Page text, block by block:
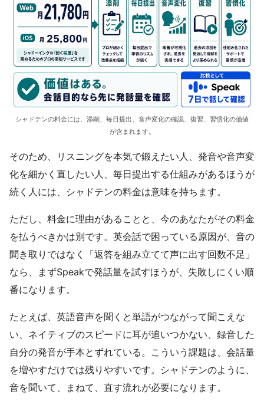
シャドテンの料金には、添削、毎日提出、音声変化の確認、復習、習慣化の価値
が含まれます。
そのため、リスニングを本気で鍛えたい人、発音や音声変
化を細かく直したい人、毎日提出する仕組みがあるほうが
続く人には、シャドテンの料金は意味を持ちます。
ただし、料金に理由があることと、今のあなたがその料金
を払うべきかは別です。英会話で困っている原因が、音の
聞き取りではなく「返答を組み立てて声に出す回数不足」
なら、まずSpeakで発話量を試すほうが、失敗しにくい順
番になります。
たとえば、英語音声を聞くと単語がつながって聞こえな
い、ネイティブのスピードに耳が追いつかない、録音した
自分の発音が手本とずれている。こういう課題は、会話量
を増やすだけでは残りやすいです。シャドテンのように、
音を聞いて、まねて、直す流れが必要になります。